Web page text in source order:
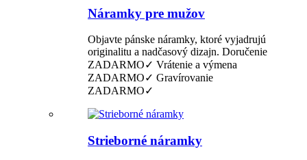
Náramky pre mužov
Objavte pánske náramky, ktoré vyjadrujú
originalitu a nadčasový dizajn. Doručenie
ZADARMO✓ Vrátenie a výmena
ZADARMO✓ Gravírovanie
ZADARMO✓
Strieborné náramky